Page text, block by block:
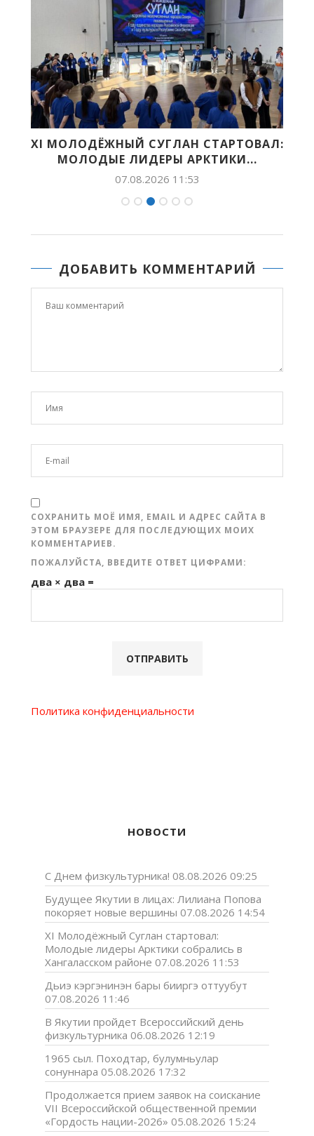
XI МОЛОДЁЖНЫЙ СУГЛАН СТАРТОВАЛ:
МОЛОДЫЕ ЛИДЕРЫ АРКТИКИ...
07.08.2026 11:53
ДОБАВИТЬ КОММЕНТАРИЙ
СОХРАНИТЬ МОЁ ИМЯ, EMAIL И АДРЕС САЙТА В
ЭТОМ БРАУЗЕРЕ ДЛЯ ПОСЛЕДУЮЩИХ МОИХ
КОММЕНТАРИЕВ.
ПОЖАЛУЙСТА, ВВЕДИТЕ ОТВЕТ ЦИФРАМИ:
два × два =
Политика конфиденциальности
НОВОСТИ
С Днем физкультурника! 08.08.2026 09:25
Будущее Якутии в лицах: Лилиана Попова
покоряет новые вершины 07.08.2026 14:54
XI Молодёжный Суглан стартовал:
Молодые лидеры Арктики собрались в
Хангаласском районе 07.08.2026 11:53
Дьиэ кэргэнинэн бары бииргэ оттуубут
07.08.2026 11:46
В Якутии пройдет Всероссийский день
физкультурника 06.08.2026 12:19
1965 сыл. Походтар, булумньулар
сонуннара 05.08.2026 17:32
Продолжается прием заявок на соискание
VII Всероссийской общественной премии
«Гордость нации-2026» 05.08.2026 15:24